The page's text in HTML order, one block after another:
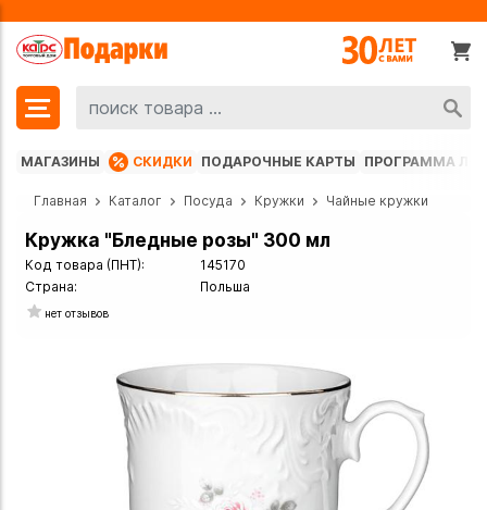
МАГАЗИНЫ СКИДКИ ПОДАРОЧНЫЕ КАРТЫ ПРОГРАММА
Главная Каталог Посуда Кружки Чайные кружки
Кружка "Бледные розы" 300 мл
Код товара (ПНТ):
145170
Страна:
Польша
нет отзывов